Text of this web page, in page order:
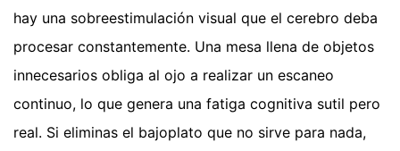
hay una sobreestimulación visual que el cerebro deba
procesar constantemente. Una mesa llena de objetos
innecesarios obliga al ojo a realizar un escaneo
continuo, lo que genera una fatiga cognitiva sutil pero
real. Si eliminas el bajoplato que no sirve para nada,